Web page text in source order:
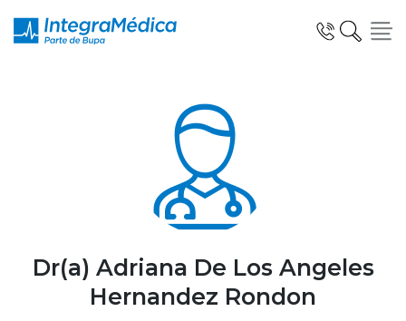
Especialidades y Servicios
Telemedicina Blua
Dr(a) Adriana De Los Angeles
Hernandez Rondon